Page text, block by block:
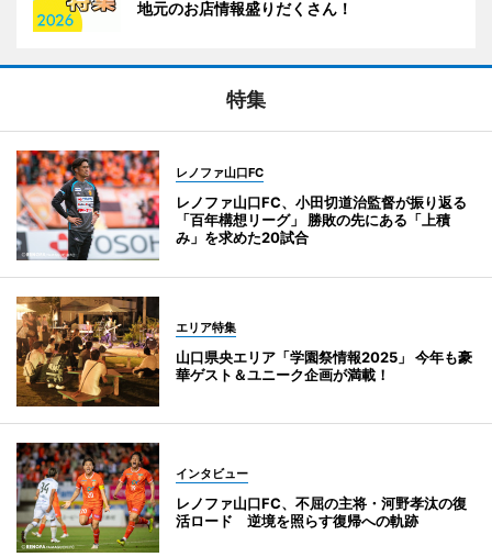
地元のお店情報盛りだくさん！
特集
レノファ山口FC
レノファ山口FC、小田切道治監督が振り返る
「百年構想リーグ」 勝敗の先にある「上積
み」を求めた20試合
エリア特集
山口県央エリア「学園祭情報2025」 今年も豪
華ゲスト＆ユニーク企画が満載！
インタビュー
レノファ山口FC、不屈の主将・河野孝汰の復
活ロード 逆境を照らす復帰への軌跡